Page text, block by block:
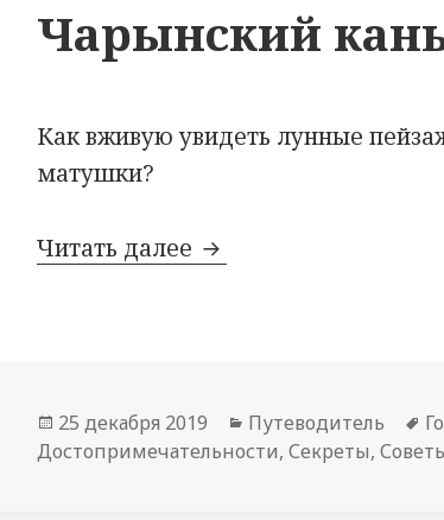
Чарынский
Как вживую увидеть лунные
матушки?
Читать далее Чарынский каньон
Опубликовано
25 декабря 2019 Рубрики
Путеводитель
Достопримечательности,Секреты,